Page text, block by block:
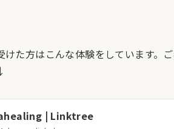
けた方はこんな体験をしています。ご
| Linktree